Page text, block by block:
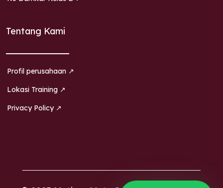
Tentang Kami
Profil perusahaan ↗
Lokasi Training ↗
Privacy Policy ↗